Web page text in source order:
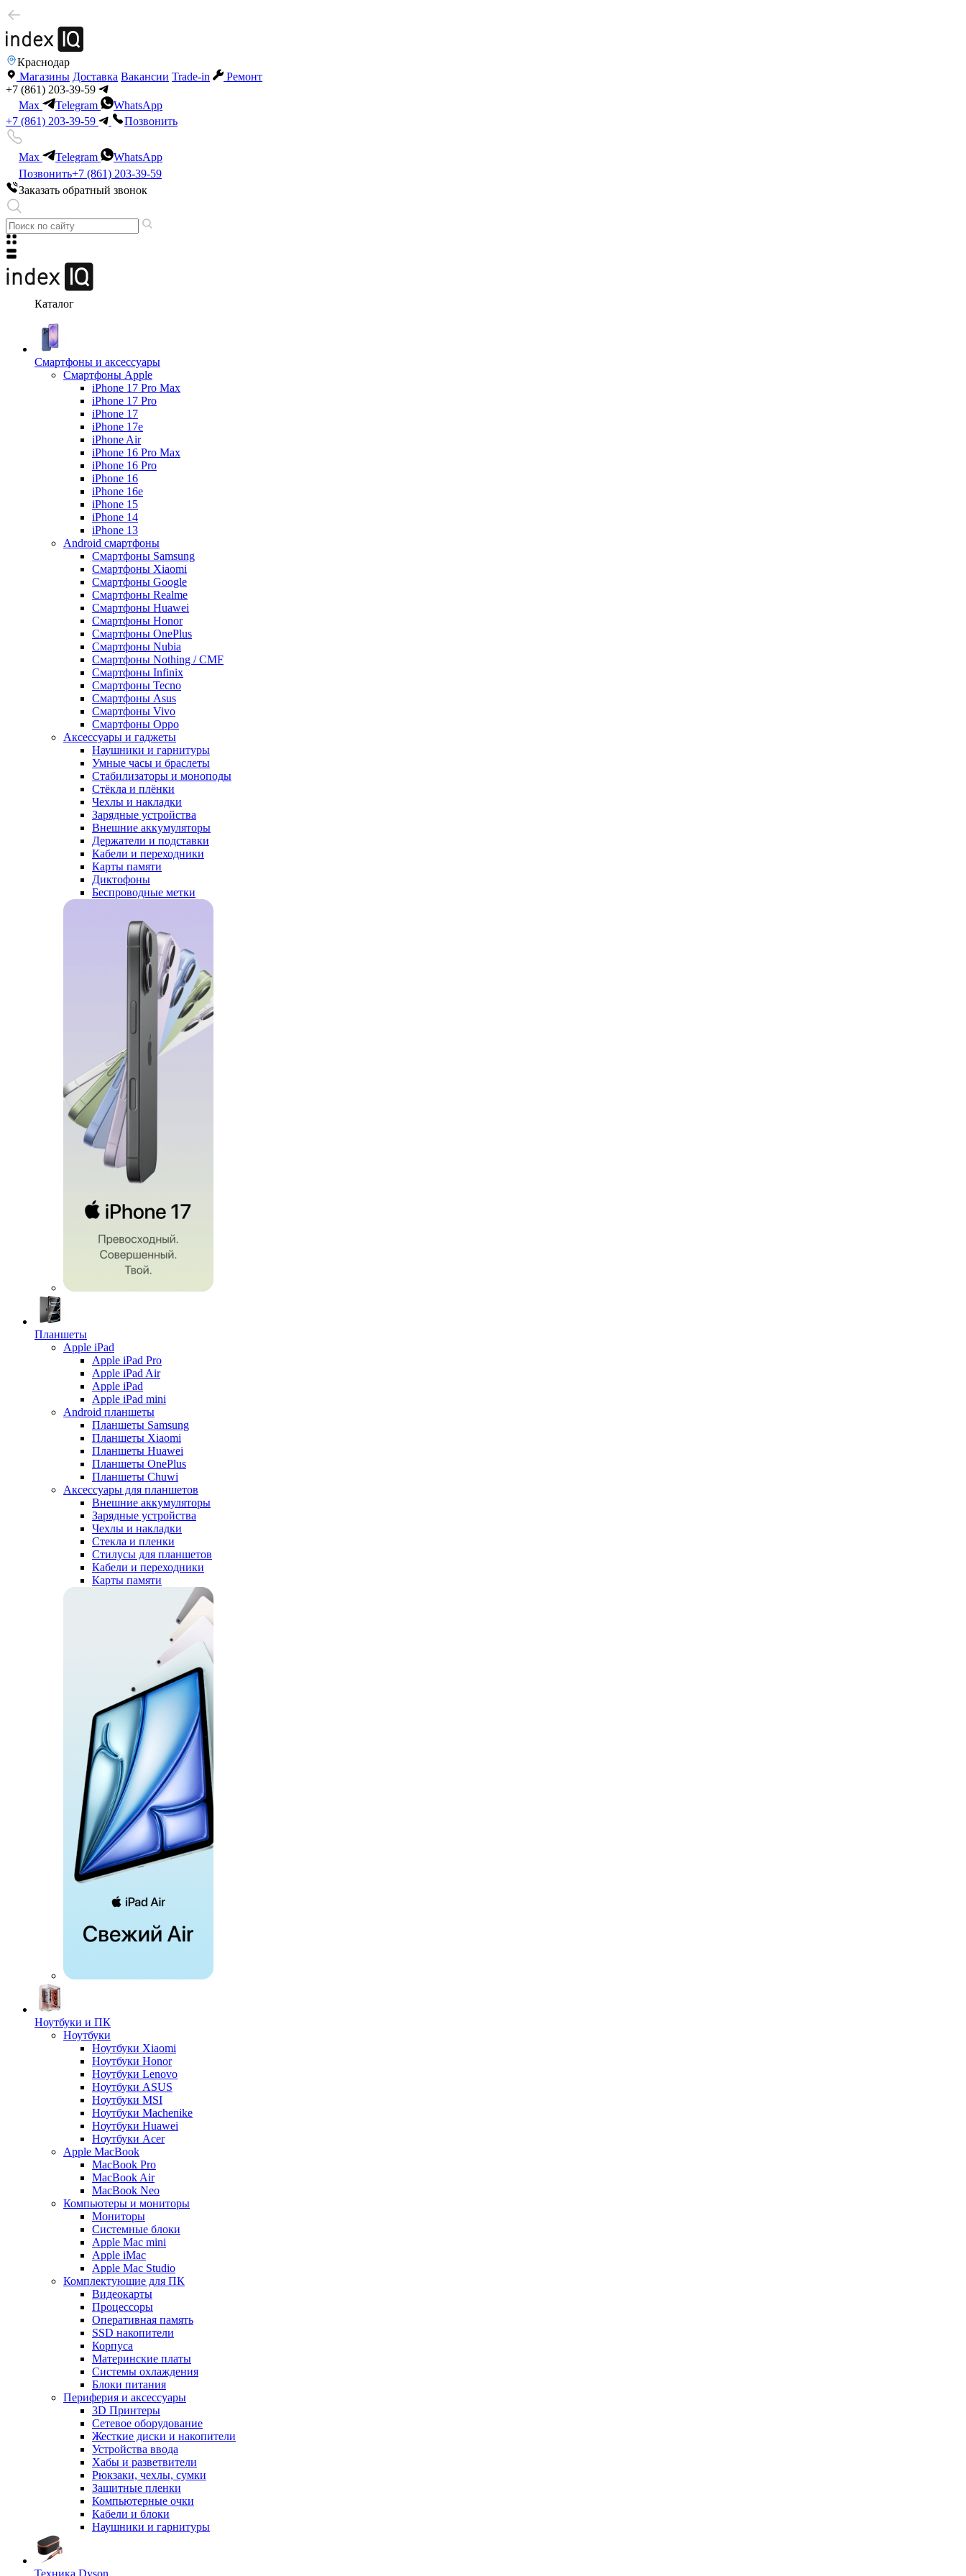
Краснодар
Магазины Доставка Вакансии Trade-in
Ремонт
+7 (861) 203-39-59
Max
Telegram
WhatsApp
+7 (861) 203-39-59
Позвонить
Max Telegram
WhatsApp
Позвонить+7 (861) 203-39-59
Заказать обратный звонок
Каталог
Смартфоны и аксессуары
Смартфоны Apple
iPhone 17 Pro Max
iPhone 17 Pro
iPhone 17
iPhone 17e
iPhone Air
iPhone 16 Pro Max
iPhone 16 Pro
iPhone 16
iPhone 16e
iPhone 15
iPhone 14
iPhone 13
Android cмартфоны
Смартфоны Samsung
Смартфоны Xiaomi
Смартфоны Google
Смартфоны Realme
Смартфоны Huawei
Смартфоны Honor
Смартфоны OnePlus
Смартфоны Nubia
Смартфоны Nothing / CMF
Смартфоны Infinix
Смартфоны Tecno
Смартфоны Asus
Смартфоны Vivo
Смартфоны Oppo
Аксессуары и гаджеты
Наушники и гарнитуры
Умные часы и браслеты
Стабилизаторы и моноподы
Стёкла и плёнки
Чехлы и накладки
Зарядные устройства
Внешние аккумуляторы
Держатели и подставки
Кабели и переходники
Карты памяти
Диктофоны
Беспроводные метки
Планшеты
Apple iPad
Apple iPad Pro
Apple iPad Air
Apple iPad
Apple iPad mini
Android планшеты
Планшеты Samsung
Планшеты Xiaomi
Планшеты Huawei
Планшеты OnePlus
Планшеты Chuwi
Аксессуары для планшетов
Внешние аккумуляторы
Зарядные устройства
Чехлы и накладки
Стекла и пленки
Стилусы для планшетов
Кабели и переходники
Карты памяти
Ноутбуки и ПК
Ноутбуки
Ноутбуки Xiaomi
Ноутбуки Honor
Ноутбуки Lenovo
Ноутбуки ASUS
Ноутбуки MSI
Ноутбуки Machenike
Ноутбуки Huawei
Ноутбуки Acer
Apple MacBook
MacBook Pro
MacBook Air
MacBook Neo
Компьютеры и мониторы
Мониторы
Системные блоки
Apple Mac mini
Apple iMac
Apple Mac Studio
Комплектующие для ПК
Видеокарты
Процессоры
Оперативная память
SSD накопители
Корпуса
Материнские платы
Системы охлаждения
Блоки питания
Периферия и аксессуары
3D Принтеры
Сетевое оборудование
Жесткие диски и накопители
Устройства ввода
Хабы и разветвители
Рюкзаки, чехлы, сумки
Защитные пленки
Компьютерные очки
Кабели и блоки
Наушники и гарнитуры
Техника Dyson